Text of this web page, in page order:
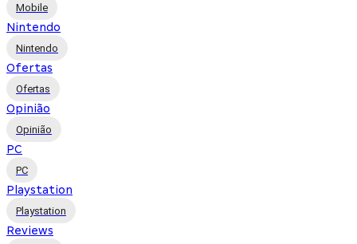
Mobile
Nintendo
Nintendo
Ofertas
Ofertas
Opinião
Opinião
PC
PC
Playstation
Playstation
Reviews